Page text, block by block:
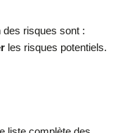
des risques sont :
les risques potentiels.